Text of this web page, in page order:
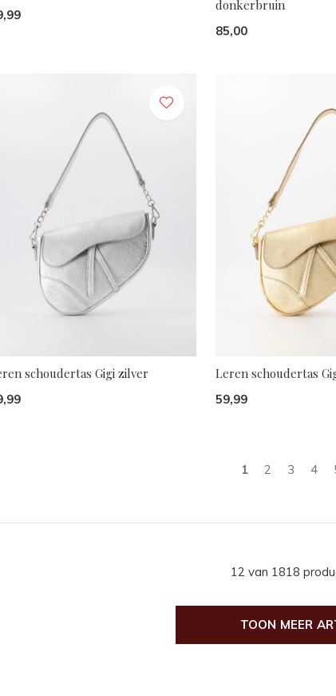
donkerbruin
85,00
schoudertas Gigi zilver Leren schoudertas
59,99
1 2 3 4
12 van 1818
TOON MEER